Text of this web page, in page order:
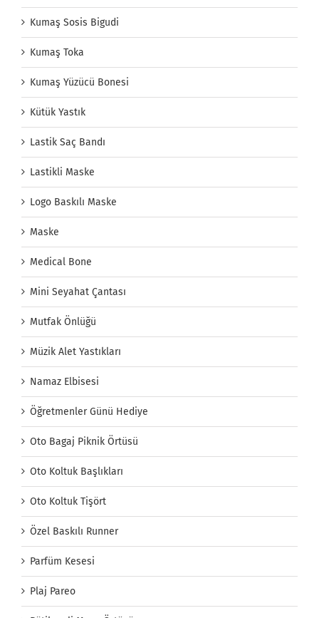
Kumaş Sosis Bigudi
Kumaş Toka
Kumaş Yüzücü Bonesi
Kütük Yastık
Lastik Saç Bandı
Lastikli Maske
Logo Baskılı Maske
Maske
Medical Bone
Mini Seyahat Çantası
Mutfak Önlüğü
Müzik Alet Yastıkları
Namaz Elbisesi
Öğretmenler Günü Hediye
Oto Bagaj Piknik Örtüsü
Oto Koltuk Başlıkları
Oto Koltuk Tişört
Özel Baskılı Runner
Parfüm Kesesi
Plaj Pareo